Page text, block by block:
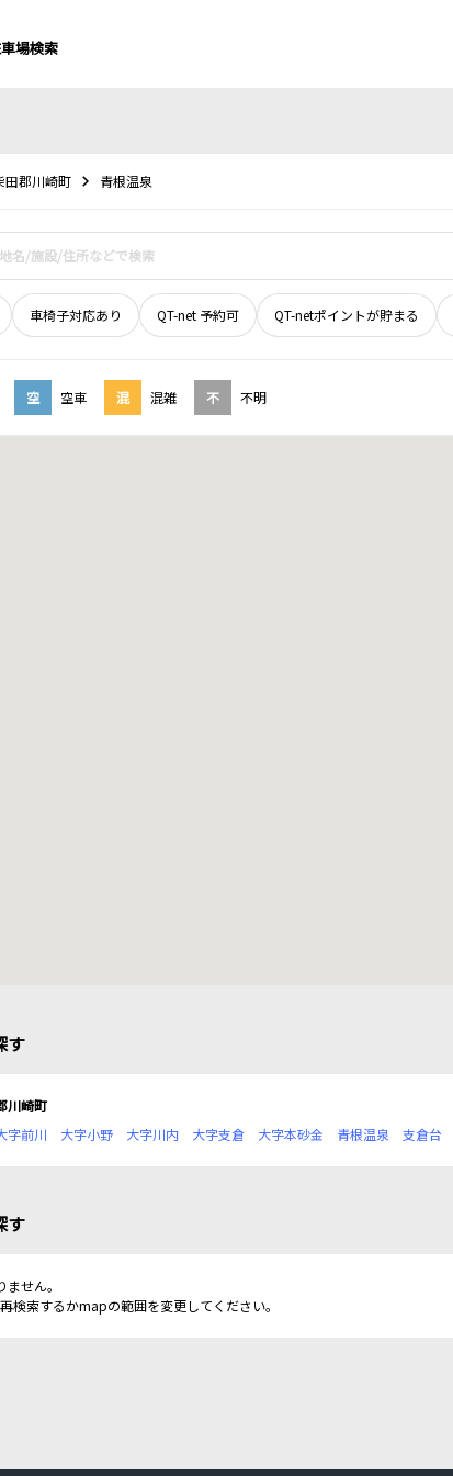
場検索
田郡川崎町 青根温泉
車椅子対応あり QT-net 予約可 QT-netポイントが貯まる
空 空車 混 混雑 不 不明
す
川崎町
字前川 大字小野 大字川内 大字支倉 大字本砂金 青根温泉 支倉台
す
せん。
検索するかmapの範囲を変更してください。